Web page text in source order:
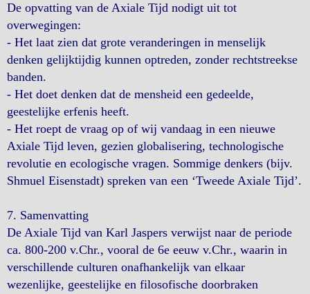
De opvatting van de Axiale Tijd nodigt uit tot
overwegingen:
- Het laat zien dat grote veranderingen in menselijk
denken gelijktijdig kunnen optreden, zonder rechtstreekse
banden.
- Het doet denken dat de mensheid een gedeelde,
geestelijke erfenis heeft.
- Het roept de vraag op of wij vandaag in een nieuwe
Axiale Tijd leven, gezien globalisering, technologische
revolutie en ecologische vragen. Sommige denkers (bijv.
Shmuel Eisenstadt) spreken van een ‘Tweede Axiale Tijd’.
7. Samenvatting
De Axiale Tijd van Karl Jaspers verwijst naar de periode
ca. 800-200 v.Chr., vooral de 6e eeuw v.Chr., waarin in
verschillende culturen onafhankelijk van elkaar
wezenlijke, geestelijke en filosofische doorbraken